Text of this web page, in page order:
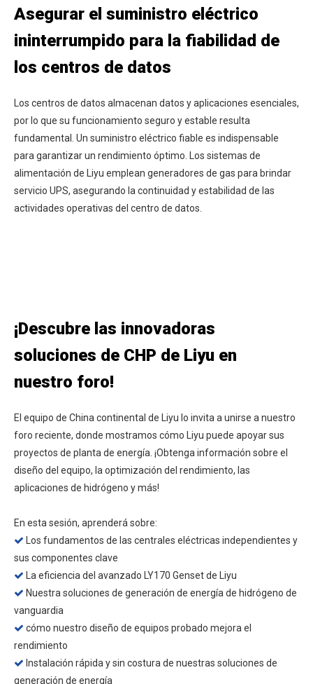
Asegurar el suministro eléctrico
ininterrumpido para la fiabilidad de
los centros de datos
Los centros de datos almacenan datos y aplicaciones esenciales,
por lo que su funcionamiento seguro y estable resulta
fundamental. Un suministro eléctrico fiable es indispensable
para garantizar un rendimiento óptimo. Los sistemas de
alimentación de Liyu emplean generadores de gas para brindar
servicio UPS, asegurando la continuidad y estabilidad de las
actividades operativas del centro de datos.
¡Descubre las innovadoras
soluciones de CHP de Liyu en
nuestro foro!
El equipo de China continental de Liyu lo invita a unirse a nuestro
foro reciente, donde mostramos cómo Liyu puede apoyar sus
proyectos de planta de energía. ¡Obtenga información sobre el
diseño del equipo, la optimización del rendimiento, las
aplicaciones de hidrógeno y más!
En esta sesión, aprenderá sobre:
​​
Los fundamentos de las centrales eléctricas independientes y
sus componentes clave
 La eficiencia del avanzado LY170 Genset de Liyu
 Nuestra soluciones de generación de energía de hidrógeno de
vanguardia
 cómo nuestro diseño de equipos probado mejora el
rendimiento
 Instalación rápida y sin costura de nuestras soluciones de
generación de energía